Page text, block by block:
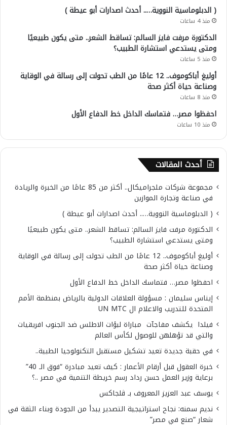
( الدبلوماسية النووية….. أحدث اصدارات أبو عيطة )
منذ 4 ساعات
الدكتورة مرفت فايز السالم: تساقط الشعر.. متى يكون طبيعيًا
ومتى يستدعي استشارة الطبيب؟
منذ 5 ساعات
أوليغ أباكوموف.. 12 عامًا من الطب تحولت إلى رسالة في الوقاية
وصناعة حياة أكثر صحة
منذ 8 ساعات
احفظوا مصر… فتماسك الداخل خط الدفاع الأول
منذ 10 ساعات
أحدث المقالات
مجموعة شركات ملجراميكال.. أكثر من 85 عامًا من الخبرة والريادة
في صناعة وتجارة الموازين
( الدبلوماسية النووية….. أحدث اصدارات أبو عيطة )
الدكتورة مرفت فايز السالم: تساقط الشعر.. متى يكون طبيعيًا
ومتى يستدعي استشارة الطبيب؟
أوليغ أباكوموف.. 12 عامًا من الطب تحولت إلى رسالة في الوقاية
وصناعة حياة أكثر صحة
احفظوا مصر… فتماسك الداخل خط الدفاع الأول
إيناس سليمان : مسؤولة العلاقات الدولية بالرياض بمنظمة الأمم
المتحدة للتدريب والاعلام ال UN MTC
فيلدا يكشف مفاجآت مباراة لبؤات الاطلس ضد الجنوب افريقيات
والتي قد تؤهلهن للوصول لكأس العالم
في حقبة جديدة تعيد تشكيل مستقبل التكنولوجيا الطبية..
خبرة العقول قبل أرقام الأعمار : كيف تعيد مبادرة “فوق الـ 40”
برعاية وزير العمل حسن رداد رسم خريطة التنمية في مصر ..؟
يوسف عبد العزيز المعروف بـ ڤلجاكس
نديم سمنه: نجاح استراتيجية التصدير يبدأ من الجودة وبناء الثقة في
شعار “صنع في مصر”